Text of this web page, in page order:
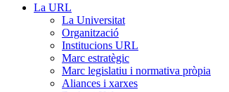
La URL
La Universitat
Organització
Institucions URL
Marc estratègic
Marc legislatiu i normativa pròpia
Aliances i xarxes